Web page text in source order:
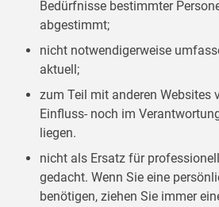
Bedürfnisse bestimmter
abgestimmt;
nicht notwendigerweise
aktuell;
zum Teil mit anderen Websites
Einfluss- noch im
liegen.
nicht als Ersatz für
gedacht. Wenn Sie eine
benötigen, ziehen Sie immer